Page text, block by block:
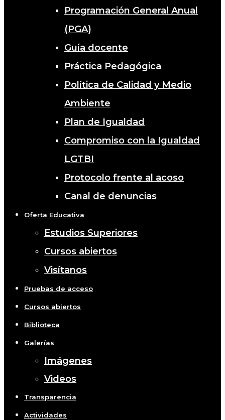
Programación General Anual
(PGA)
Guía docente
Práctica Pedagógica
Política de Calidad y Medio
Ambiente
Plan de Igualdad
Compromiso con la Igualdad
LGTBI
Protocolo frente al acoso
Canal de denuncias
Oferta Educativa
Estudios Superiores
Cursos abiertos
Visítanos
Pruebas de acceso
Cursos abiertos
Biblioteca
Galerías
Imágenes
Videos
Transparencia
Actividades